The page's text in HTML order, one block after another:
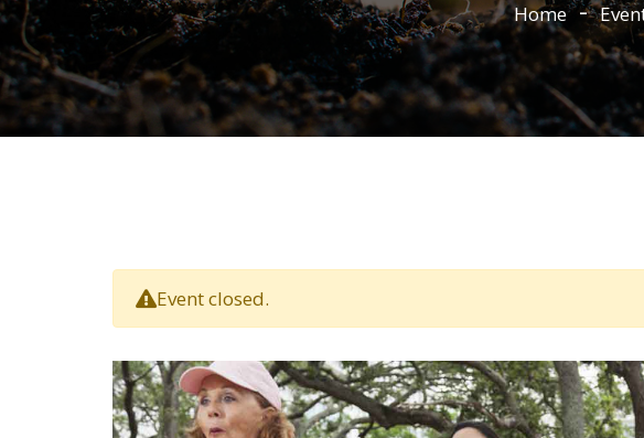
Home
Event closed.